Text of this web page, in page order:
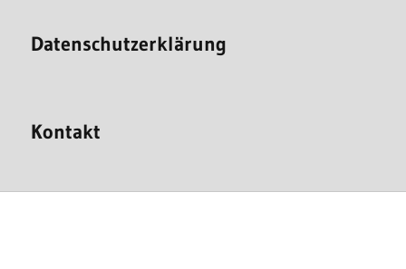
Datenschutzerklärung
Kontakt